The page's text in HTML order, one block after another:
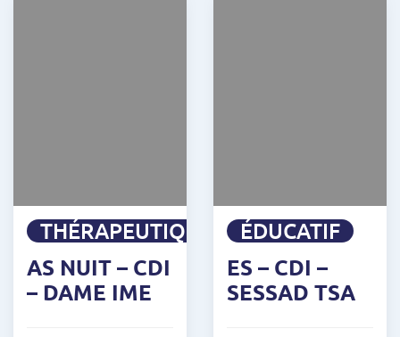
THÉRAPEUTIQUE
AS NUIT – CDI
– DAME IME
ÉDUCATIF
ES – CDI –
SESSAD TSA